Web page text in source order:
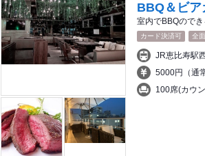
BBQ＆ビア
室内でBBQので
カード決済可 全
5000円（通
100席(カウ